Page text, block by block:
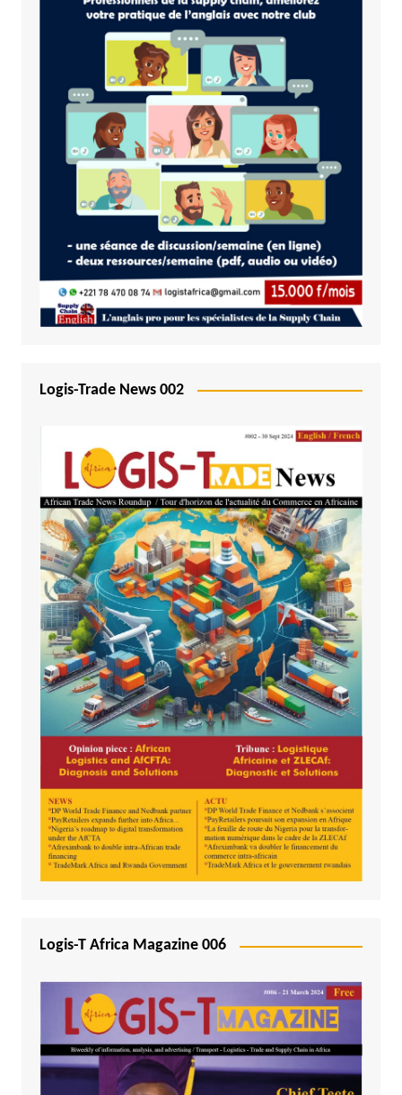
Logis-Trade News 002
Logis-T Africa Magazine 006